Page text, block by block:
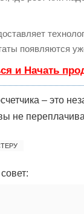
появляются
и Начать
– это
не